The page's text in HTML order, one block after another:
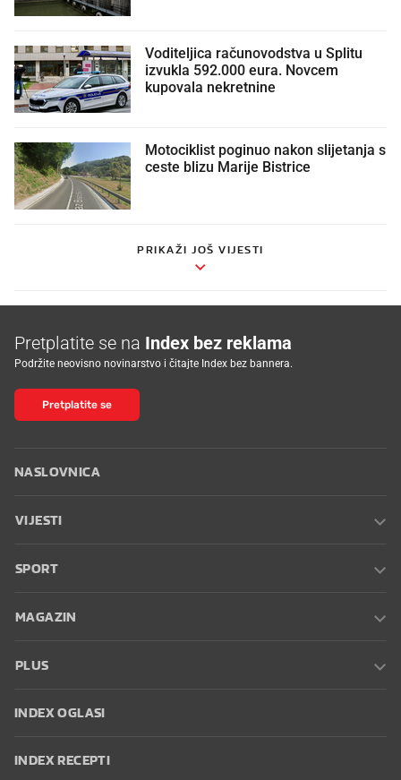
Voditeljica računovodstva u Splitu
izvukla 592.000 eura. Novcem
kupovala nekretnine
Motociklist poginuo nakon slijetanja s
ceste blizu Marije Bistrice
PRIKAŽI JOŠ VIJESTI
Pretplatite se na Index bez reklama
Podržite neovisno novinarstvo i čitajte Index bez bannera.
Pretplatite se
NASLOVNICA
VIJESTI
SPORT
MAGAZIN
PLUS
INDEX OGLASI
INDEX RECEPTI